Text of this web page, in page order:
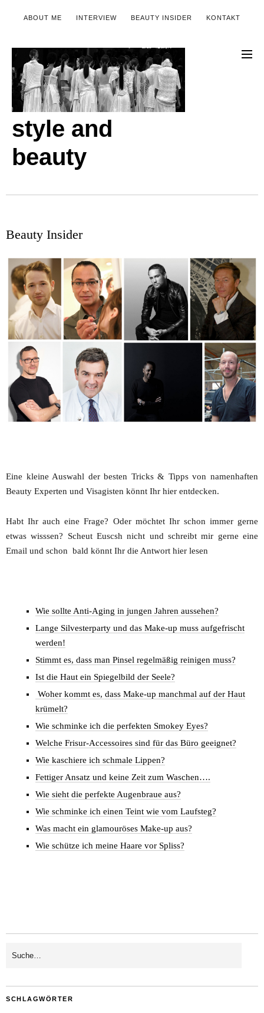
ABOUT ME INTERVIEW BEAUTY INSIDER KONTAKT
style and
beauty
Beauty Insider
Eine kleine Auswahl der besten Tricks & Tipps von namenhaften
Beauty Experten und Visagisten könnt Ihr hier entdecken.
Habt Ihr auch eine Frage? Oder möchtet Ihr schon immer gerne
etwas wisssen? Scheut Euscsh nicht und schreibt mir gerne eine
Email und schon bald könnt Ihr die Antwort hier lesen
Wie sollte Anti-Aging in jungen Jahren aussehen?
Lange Silvesterparty und das Make-up muss aufgefrischt
werden!
Stimmt es, dass man Pinsel regelmäßig reinigen muss?
Ist die Haut ein Spiegelbild der Seele?
Woher kommt es, dass Make-up manchmal auf der Haut
krümelt?
Wie schminke ich die perfekten Smokey Eyes?
Welche Frisur-Accessoires sind für das Büro geeignet?
Wie kaschiere ich schmale Lippen?
Fettiger Ansatz und keine Zeit zum Waschen….
Wie sieht die perfekte Augenbraue aus?
Wie schminke ich einen Teint wie vom Laufsteg?
Was macht ein glamouröses Make-up aus?
Wie schütze ich meine Haare vor Spliss?
SCHLAGWÖRTER